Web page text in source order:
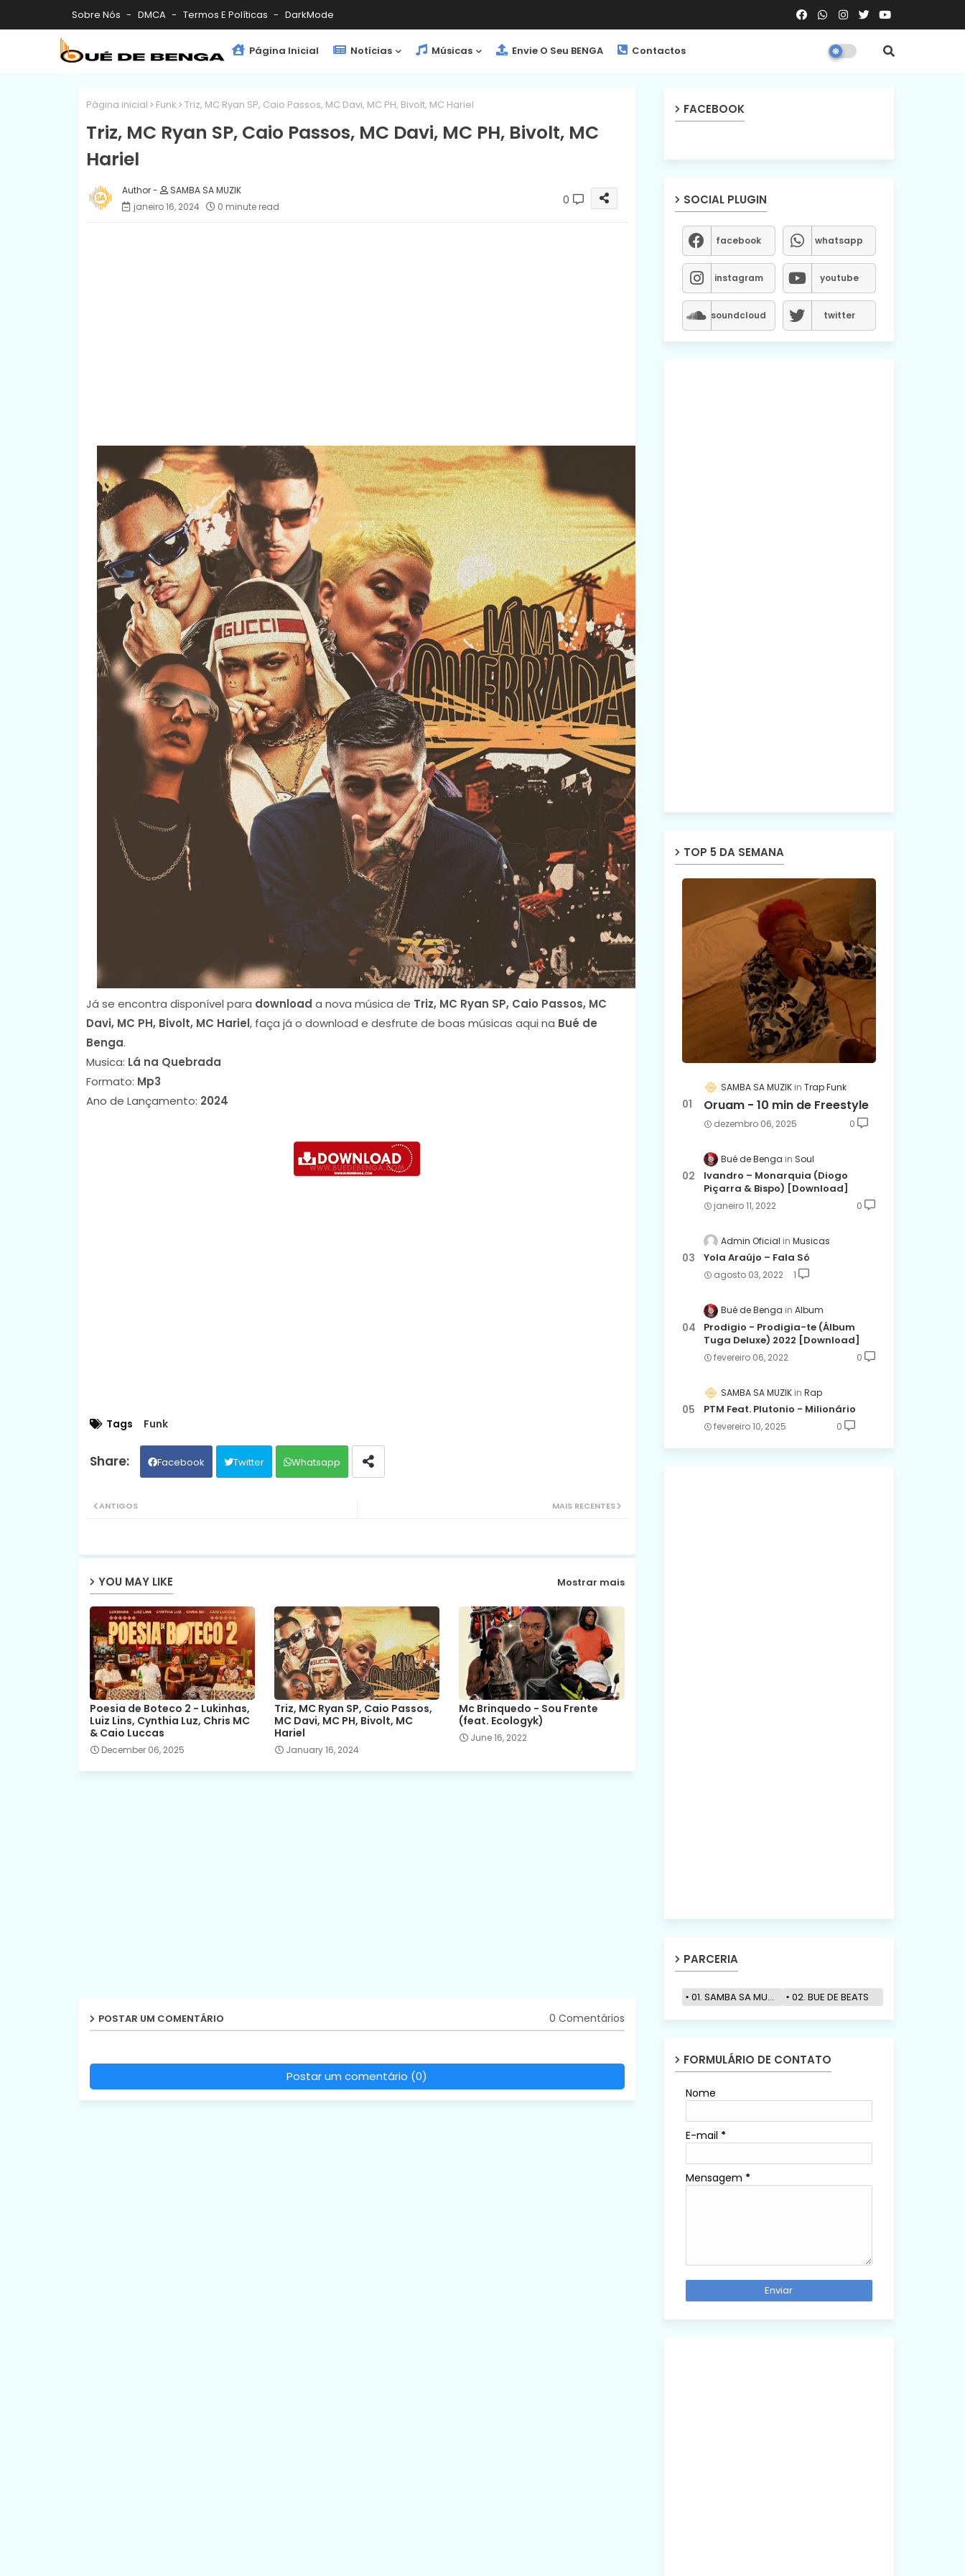
Sobre Nós DMCA Termos E Políticas DarkMode
Página Inicial Notícias Músicas Envie O Seu BENGA Contactos
Página inicial Funk Triz, MC Ryan SP, Caio Passos, MC Davi, MC PH, Bivolt, MC Hariel
Triz, MC Ryan SP, Caio Passos, MC Davi, MC PH, Bivolt, MC
Hariel
SAMBA SA MUZIK
janeiro 16, 2024
0 minute read 0
Já se encontra disponível para download a nova música de Triz, MC Ryan SP, Caio Passos, MC
Davi, MC PH, Bivolt, MC Hariel, faça já o download e desfrute de boas músicas aqui na Bué de
Benga.
Musica: Lá na Quebrada
Formato: Mp3
Ano de Lançamento: 2024
Tags Funk
Facebook Twitter Whatsapp
MAIS RECENTES
ANTIGOS
YOU MAY LIKE Mostrar mais
Poesia de Boteco 2 - Lukinhas,
Luiz Lins, Cynthia Luz, Chris MC
& Caio Luccas
December 06, 2025
Triz, MC Ryan SP, Caio Passos,
MC Davi, MC PH, Bivolt, MC
Hariel
January 16, 2024
Mc Brinquedo - Sou Frente
(feat. Ecologyk)
June 16, 2022
POSTAR UM COMENTÁRIO 0 Comentários
Postar um comentário (0)
FACEBOOK
SOCIAL PLUGIN
facebook whatsapp
instagram youtube
soundcloud twitter
TOP 5 DA SEMANA
SAMBA SA MUZIK Trap Funk
Oruam - 10 min de Freestyle
dezembro 06, 2025 0
Bué de Benga Soul
Ivandro – Monarquia (Diogo
Piçarra & Bispo) [Download]
janeiro 11, 2022 0
Admin Oficial Musicas
Yola Araújo – Fala Só
agosto 03, 2022 1
Bué de Benga Album
Prodigio - Prodigia-te (Álbum
Tuga Deluxe) 2022 [Download]
fevereiro 06, 2022 0
SAMBA SA MUZIK Rap
PTM Feat. Plutonio - Milionário
fevereiro 10, 2025 0
PARCERIA
01. SAMBA SA MUZIK 02. BUE DE BEATS
FORMULÁRIO DE CONTATO
Nome
E-mail *
Mensagem *